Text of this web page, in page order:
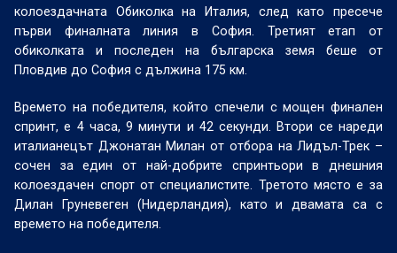
колоездачната Обиколка на Италия, след като пресече
първи финалната линия в София. Третият етап от
обиколката и последен на българска земя беше от
Пловдив до София с дължина 175 км.
Времето на победителя, който спечели с мощен финален
спринт, е 4 часа, 9 минути и 42 секунди. Втори се нареди
италианецът Джонатан Милан от отбора на Лидъл-Трек –
сочен за един от най-добрите спринтьори в днешния
колоездачен спорт от специалистите. Третото място е за
Дилан Груневеген (Нидерландия), като и двамата са с
времето на победителя.